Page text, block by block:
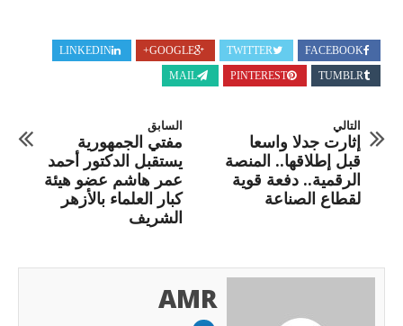
FACEBOOK
TWITTER
GOOGLE+
LINKEDIN
TUMBLR
PINTEREST
MAIL
السابق
مفتي الجمهورية
يستقبل الدكتور أحمد
عمر هاشم عضو هيئة
كبار العلماء بالأزهر
الشريف
التالي
إثارت جدلا واسعا
قبل إطلاقها.. المنصة
الرقمية.. دفعة قوية
لقطاع الصناعة
AMR